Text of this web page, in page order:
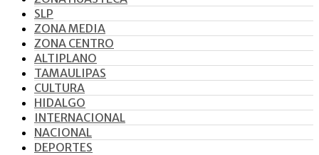
SLP
ZONA MEDIA
ZONA CENTRO
ALTIPLANO
TAMAULIPAS
CULTURA
HIDALGO
INTERNACIONAL
NACIONAL
DEPORTES